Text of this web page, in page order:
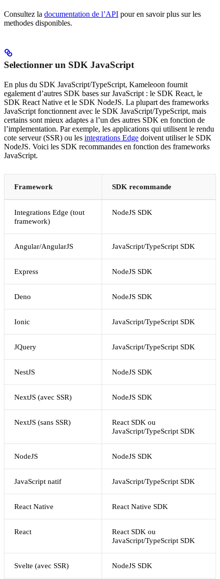
Consultez la documentation de l’API pour en savoir plus sur les
methodes disponibles.
Selectionner un SDK JavaScript
En plus du SDK JavaScript/TypeScript, Kameleoon fournit
egalement d’autres SDK bases sur JavaScript : le SDK React, le
SDK React Native et le SDK NodeJS. La plupart des frameworks
JavaScript fonctionnent avec le SDK JavaScript/TypeScript, mais
certains sont mieux adaptes a l’un des autres SDK en fonction de
l’implementation. Par exemple, les applications qui utilisent le rendu
cote serveur (SSR) ou les integrations Edge doivent utiliser le SDK
NodeJS. Voici les SDK recommandes en fonction des frameworks
JavaScript.
Framework SDK recommande
Integrations Edge (tout
framework)
NodeJS SDK
Angular/AngularJS JavaScript/TypeScript SDK
Express NodeJS SDK
Deno NodeJS SDK
Ionic JavaScript/TypeScript SDK
JQuery JavaScript/TypeScript SDK
NestJS NodeJS SDK
NextJS (avec SSR) NodeJS SDK
NextJS (sans SSR)
React SDK ou
JavaScript/TypeScript SDK
NodeJS NodeJS SDK
JavaScript natif JavaScript/TypeScript SDK
React Native React Native SDK
React
React SDK ou
JavaScript/TypeScript SDK
Svelte (avec SSR) NodeJS SDK